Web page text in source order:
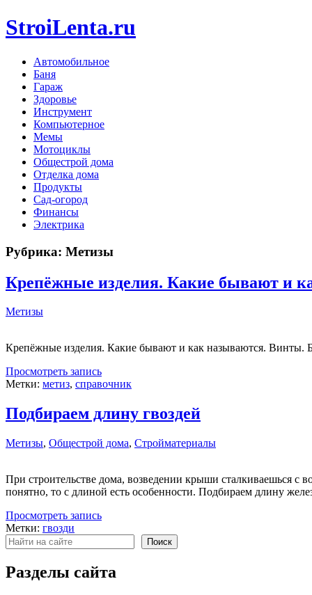
StroiLenta.ru
Автомобильное
Баня
Гараж
Здоровье
Инструмент
Компьютерное
Мемы
Мотоциклы
Общестрой дома
Отделка дома
Продукты
Сад-огород
Финансы
Электрика
Рубрика: Метизы
Крепёжные изделия. Какие бывают и
Метизы
Крепёжные изделия. Какие бывают и как называются.
Просмотреть запись
Метки: метиз, справочник
Подбираем длину гвоздей
Метизы, Общестрой дома, Стройматериалы
При строительстве дома, возведении крыши сталкиваешься с
понятно, то с длиной есть особенности. Подбираем длину
Просмотреть запись
Метки: гвозди
Поиск
Поиск
Разделы сайта